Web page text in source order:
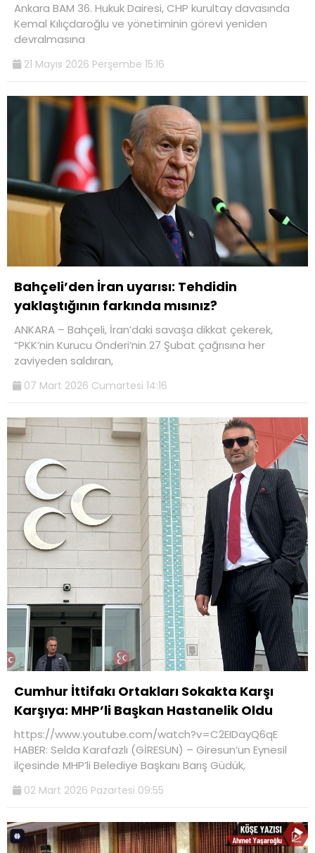
Ankara BAM 36. Hukuk Dairesi, CHP kurultay davasında
Kemal Kılıçdaroğlu ve yönetiminin görevi yeniden
devralmasına
21 Mayıs 2026 Perşembe 15:16
Bahçeli’den İran uyarısı: Tehdidin
yaklaştığının farkında mısınız?
ANKARA – Bahçeli, İran’daki savaşa dikkat çekerek,
“PKK’nin Kurucu Önderi’nin 27 Şubat çağrısına her
zaviyeden saldıran,
07 Mart 2026 Cumartesi 14:16
Cumhur İttifakı Ortakları Sokakta Karşı
Karşıya: MHP’li Başkan Hastanelik Oldu
https://www.youtube.com/watch?v=C2EIDayQ6qE
HABER: Selda Karafazlı (GİRESUN) – Giresun’un Eynesil
ilçesinde MHP’li Belediye Başkanı Barış Güdük,
02 Mart 2026 Pazartesi 09:55